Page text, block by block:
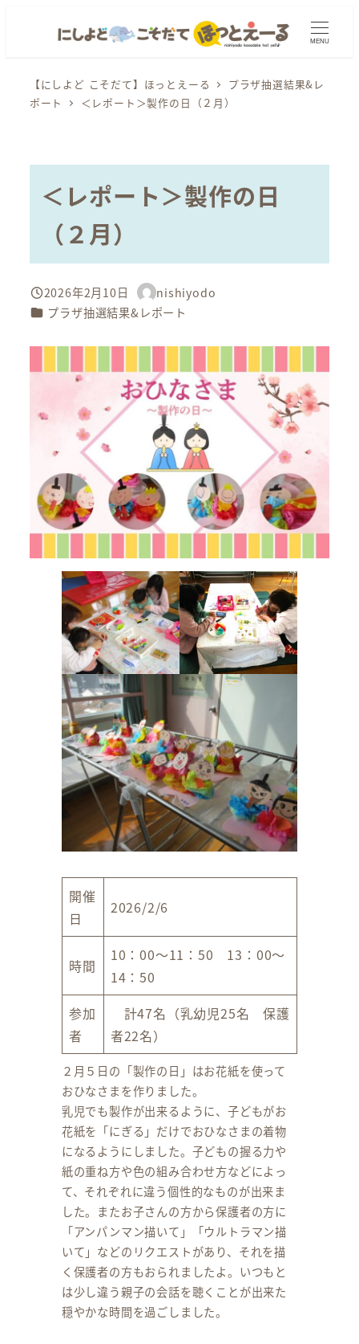
MENU
【にしよど こそだて】ほっとえーる
プラザ抽選結果&レ
ポート
＜レポート＞製作の日（２月）
＜レポート＞製作の日
（２月）
投稿日
2026年2月10日
著
者
nishiyodo
カテゴリー
プラザ抽選結果&レポート
開催
日
2026/2/6
時間
10：00～11：50 13：00～
14：50
参加
者
計47名（乳幼児25名 保護
者22名）
２月５日の「製作の日」はお花紙を使って
おひなさまを作りました。
乳児でも製作が出来るように、子どもがお
花紙を「にぎる」だけでおひなさまの着物
になるようにしました。子どもの握る力や
紙の重ね方や色の組み合わせ方などによっ
て、それぞれに違う個性的なものが出来ま
した。またお子さんの方から保護者の方に
「アンパンマン描いて」「ウルトラマン描
いて」などのリクエストがあり、それを描
く保護者の方もおられましたよ。いつもと
は少し違う親子の会話を聴くことが出来た
穏やかな時間を過ごしました。